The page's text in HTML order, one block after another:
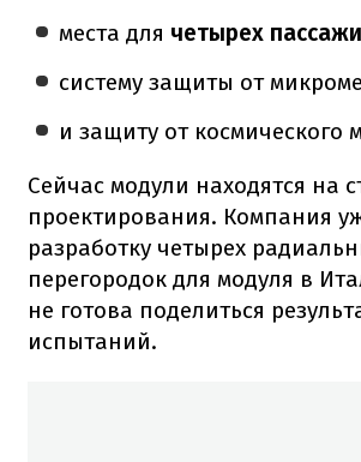
места для четырех
систему защиты от
и защиту от космического
Сейчас модули находятся на
проектирования. Компания
разработку четырех
перегородок для модуля в
не готова поделиться
испытаний.